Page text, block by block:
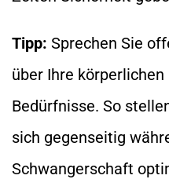
Tipp: Sprechen Sie
über Ihre
Bedürfnisse. So
sich gegenseitig
Schwangerschaft